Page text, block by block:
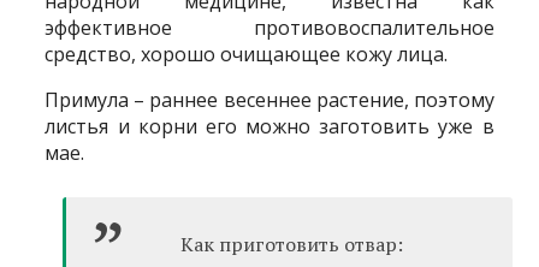
эффективное противовоспалительное
средство, хорошо очищающее кожу лица.
Примула – раннее весеннее растение, поэтому
листья и корни его можно заготовить уже в
мае.
Как приготовить отвар: